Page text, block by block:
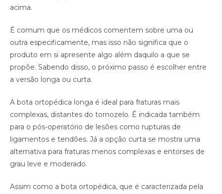
acima.
É comum que os médicos comentem sobre uma ou
outra especificamente, mas isso não significa que o
produto em si apresente algo além daquilo a que se
propõe. Sabendo disso, o próximo passo é escolher entre
a versão longa ou curta.
A bota ortopédica longa é ideal para fraturas mais
complexas, distantes do tornozelo. É indicada também
para o pós-operatório de lesões como rupturas de
ligamentos e tendões. Já a opção curta se mostra uma
alternativa para fraturas menos complexas e entorses de
grau leve e moderado.
Assim como a bota ortopédica, que é caracterizada pela